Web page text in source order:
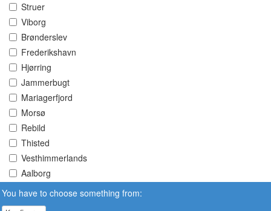
Struer
Viborg
Brønderslev
Frederikshavn
Hjørring
Jammerbugt
Mariagerfjord
Morsø
Rebild
Thisted
Vesthimmerlands
Aalborg
You have to choose something from: